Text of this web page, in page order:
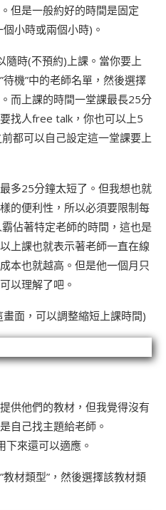
但是一般約好的時間是固定
小時或兩個小時)。
隨時(不預約)上課。當你要上
機”中的老師名單，然後選擇
而上課的時間一堂課最長25分
找人free talk，你也可以上5
都可以自己設定這一堂課要上
多25分鐘太短了。但我想也就
的便利性，所以必須要限制每
佔著特定老師的時間，這也是
上課也就表示著老師一直在線
本也就越高。但是他一個月只
以理解了吧。
面，可以調整縮短上課時間)
供他們的教材，但我覺得沒有
自己找主題給老師。
來還可以適應。
材類型”，然後選擇該教材類